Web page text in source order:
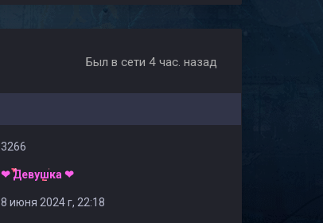
Был в сети 4 час. назад
3266
❤ Девушка ❤
8 июня 2024 г, 22:18